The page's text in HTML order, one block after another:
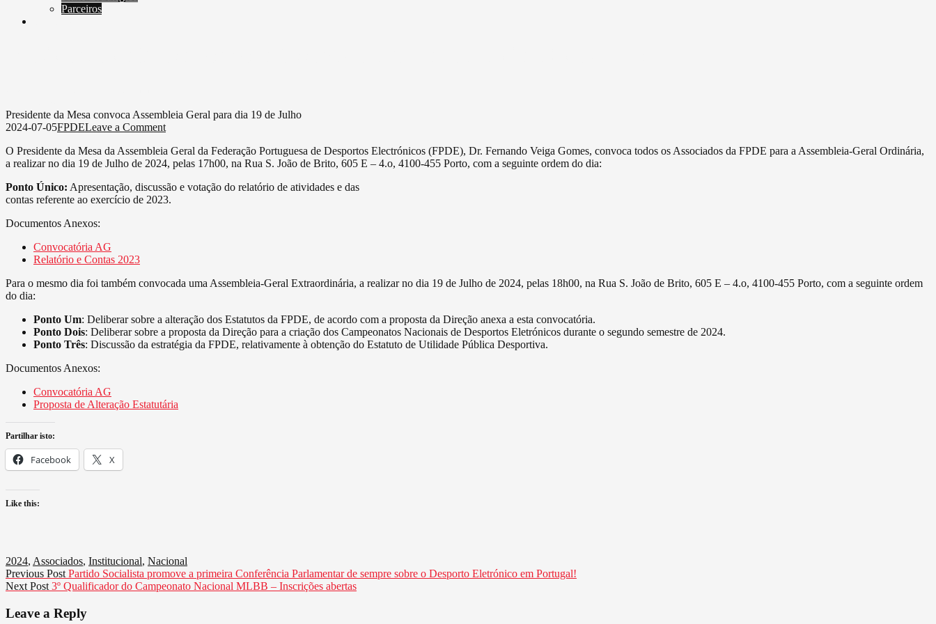
Parceiros
da
Mesa
Assembleia
Geral
dia
19
Presidente da Mesa convoca Assembleia Geral para dia 19 de Julho
2024-07-05FPDELeave a Commenton
da
Mesa
Assembleia
Geral
O Presidente da Mesa da Assembleia Geral da Federação Portuguesa de Desportos Electrónicos (FPDE), Dr. Fernando Veiga Gomes, convoca todos os Associados da FPDE para a Assembleia-Geral Ordinária,
a realizar no dia 19 de Julho de 2024, pelas 17h00, na Rua S. João de Brito, 605 E – 4.o, 4100-455 Porto, com a seguinte ordem do dia:
Ponto Único: Apresentação, discussão e votação do relatório de atividades e das
contas referente ao exercício de 2023.
Documentos Anexos:
Convocatória AG
Relatório e Contas 2023
Para o mesmo dia foi também convocada uma Assembleia-Geral Extraordinária, a realizar no dia 19 de Julho de 2024, pelas 18h00, na Rua S. João de Brito, 605 E – 4.o, 4100-455 Porto, com a seguinte ordem
do dia:
Ponto Um: Deliberar sobre a alteração dos Estatutos da FPDE, de acordo com a proposta da Direção anexa a esta convocatória.
Ponto Dois: Deliberar sobre a proposta da Direção para a criação dos Campeonatos Nacionais de Desportos Eletrónicos durante o segundo semestre de 2024.
Ponto Três: Discussão da estratégia da FPDE, relativamente à obtenção do Estatuto de Utilidade Pública Desportiva.
Documentos Anexos:
Convocatória AG
Proposta de Alteração Estatutária
Partilhar isto:
Facebook X
Like this:
2024, Associados, Institucional, Nacional
Navegação
de
artigos
Previous Post Previous
post:
Partido Socialista promove a primeira Conferência Parlamentar de sempre sobre o Desporto Eletrónico em Portugal!
Next Post Next
3º Qualificador do Campeonato Nacional MLBB – Inscrições abertas
Leave a Reply